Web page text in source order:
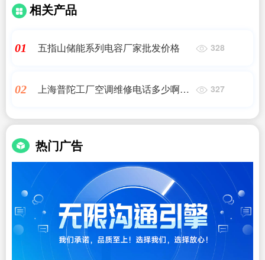
相关产品
01 五指山储能系列电容厂家批发价格 328
02
上海普陀工厂空调维修电话多少啊多
327
热门广告